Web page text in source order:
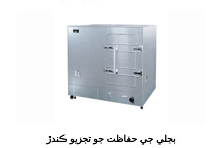
بجلي جي حفاظت جو تجزيو ڪندڙ